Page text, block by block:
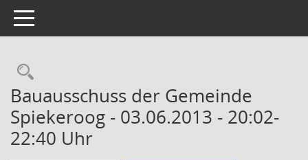
Toggle navigation
Rechercheauswahl
Bauausschuss der Gemeinde
Spiekeroog - 03.06.2013 - 20:02-
22:40 Uhr